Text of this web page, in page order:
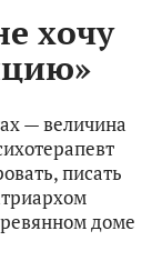
хочу
— величина
писать
доме